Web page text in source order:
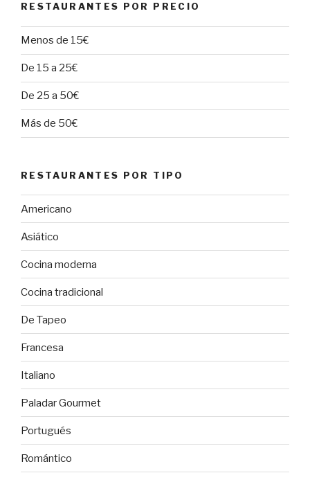
RESTAURANTES POR PRECIO
Menos de 15€
De 15 a 25€
De 25 a 50€
Más de 50€
RESTAURANTES POR TIPO
Americano
Asiático
Cocina moderna
Cocina tradicional
De Tapeo
Francesa
Italiano
Paladar Gourmet
Portugués
Romántico